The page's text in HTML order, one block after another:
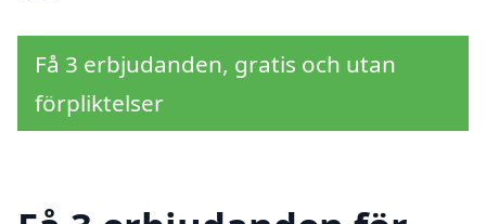
Få 3 erbjudanden, gratis och utan
förpliktelser